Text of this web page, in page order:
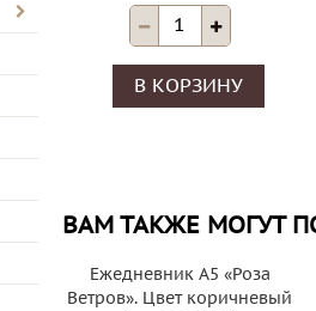
В КОРЗИНУ
ВАМ ТАКЖЕ МОГУТ
Ежедневник А5 «Роза
Ветров». Цвет коричневый